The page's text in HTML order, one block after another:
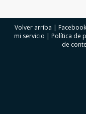
Volver arriba | Facebook
mi servicio | Política de
de